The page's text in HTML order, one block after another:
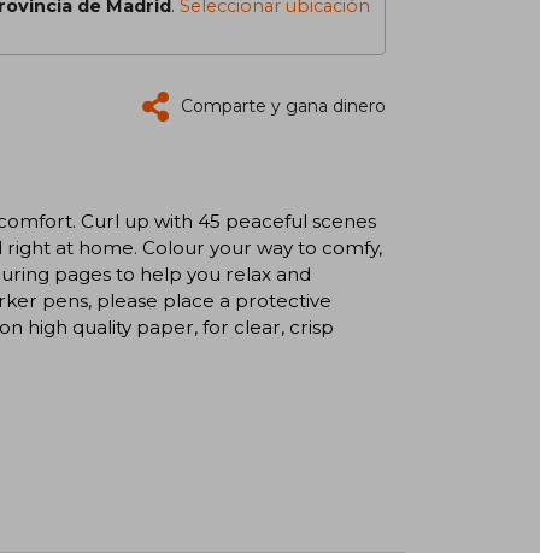
de Madrid. Seleccionar ubicación
Comparte y gana dinero
Curl up with 45 peaceful scenes
at home. Colour your way to comfy,
pages to help you relax and
pens, please place a protective
high quality paper, for clear, crisp